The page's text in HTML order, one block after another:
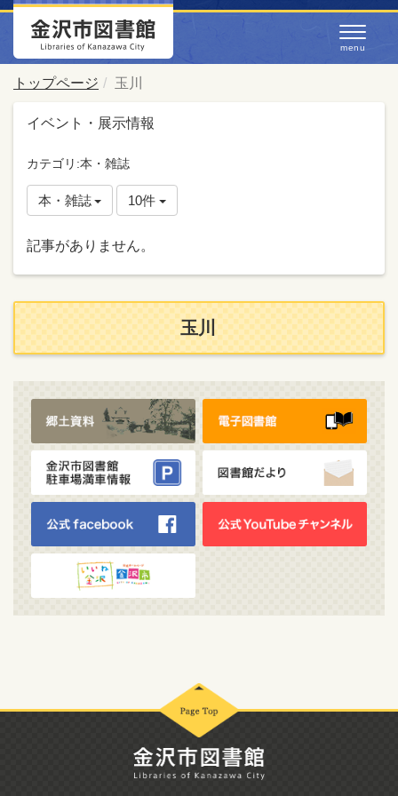
トップページ 玉川
イベント・展示情報
カテゴリ:本・雑誌
本・雑誌 10件
記事がありません。
玉川